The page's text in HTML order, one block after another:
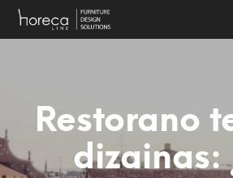
Restorano
dizainas: